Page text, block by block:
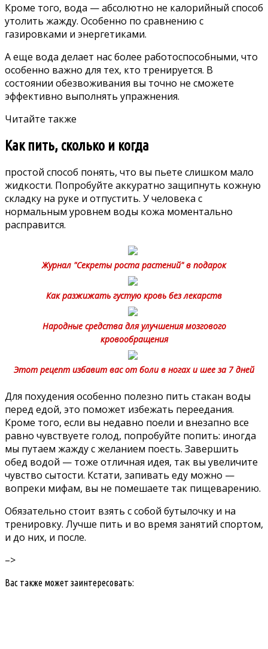
Кроме того, вода — абсолютно не калорийный способ
утолить жажду. Особенно по сравнению с
газировками и энергетиками.
А еще вода делает нас более работоспособными, что
особенно важно для тех, кто тренируется. В
состоянии обезвоживания вы точно не сможете
эффективно выполнять упражнения.
Читайте также
Как пить, сколько и когда
простой способ понять, что вы пьете слишком мало
жидкости. Попробуйте аккуратно защипнуть кожную
складку на руке и отпустить. У человека с
нормальным уровнем воды кожа моментально
расправится.
Журнал "Секреты роста растений" в подарок
Как разжижать густую кровь без лекарств
Народные средства для улучшения мозгового
кровообращения
Этот рецепт избавит вас от боли в ногах и шее за 7 дней
Для похудения особенно полезно пить стакан воды
перед едой, это поможет избежать переедания.
Кроме того, если вы недавно поели и внезапно все
равно чувствуете голод, попробуйте попить: иногда
мы путаем жажду с желанием поесть. Завершить
обед водой — тоже отличная идея, так вы увеличите
чувство сытости. Кстати, запивать еду можно —
вопреки мифам, вы не помешаете так пищеварению.
Обязательно стоит взять с собой бутылочку и на
тренировку. Лучше пить и во время занятий спортом,
и до них, и после.
–>
Вас также может заинтересовать: